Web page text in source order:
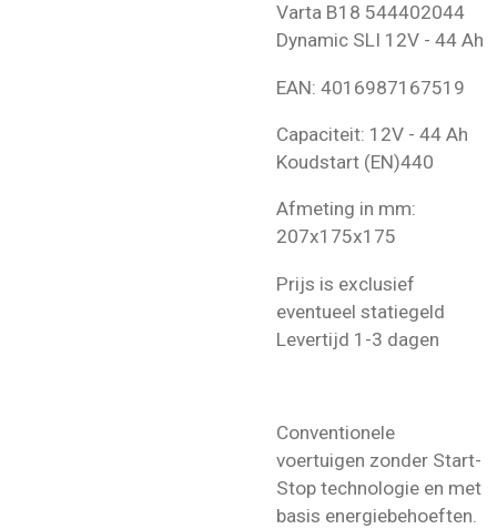
Varta B18 544402044
Dynamic SLI 12V - 44 Ah
EAN: 4016987167519
Capaciteit: 12V - 44 Ah
Koudstart (EN)440
Afmeting in mm:
207x175x175
Prijs is exclusief
eventueel statiegeld
Levertijd 1-3 dagen
Conventionele
voertuigen zonder Start-
Stop technologie en met
basis energiebehoeften.